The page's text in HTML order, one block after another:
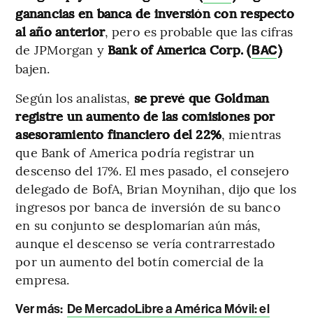
ganancias en banca de inversión con respecto
al año anterior, pero es probable que las cifras
de JPMorgan yBank of America Corp. (BAC)
bajen.
Según los analistas, se prevé que Goldman
registre un aumento de las comisiones por
asesoramiento financiero del 22%, mientras
que Bank of America podría registrar un
descenso del 17%. El mes pasado, el consejero
delegado de BofA, Brian Moynihan, dijo que los
ingresos por banca de inversión de su banco
en su conjunto se desplomarían aún más,
aunque el descenso se vería contrarrestado
por un aumento del botín comercial de la
empresa.
Ver más: De MercadoLibre a América Móvil: el